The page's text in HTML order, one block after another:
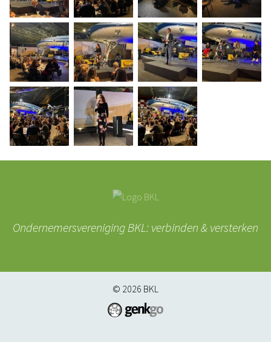
Ondernemersvereniging BKL: verbinden & versterken
© 2026 BKL